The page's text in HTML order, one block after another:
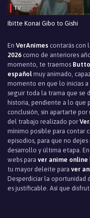
TV
Ibitte Konai Gibo to Gishi
En VerAnimes contarás con
2026 como de anteriores
momento, te traemos
español muy animado,
momento en que lo inicias a
seguir toda la trama que se
historia, pendiente a lo que
conclusión, sin apartarte
del trabajo realizado por
mínimo posible para contar
episodios, para que no
desarrollo y última etapa. En
webs para ver anime online
tu mayor deleite para ver
Desperdiciar la oportunidad
es justificable. Así que